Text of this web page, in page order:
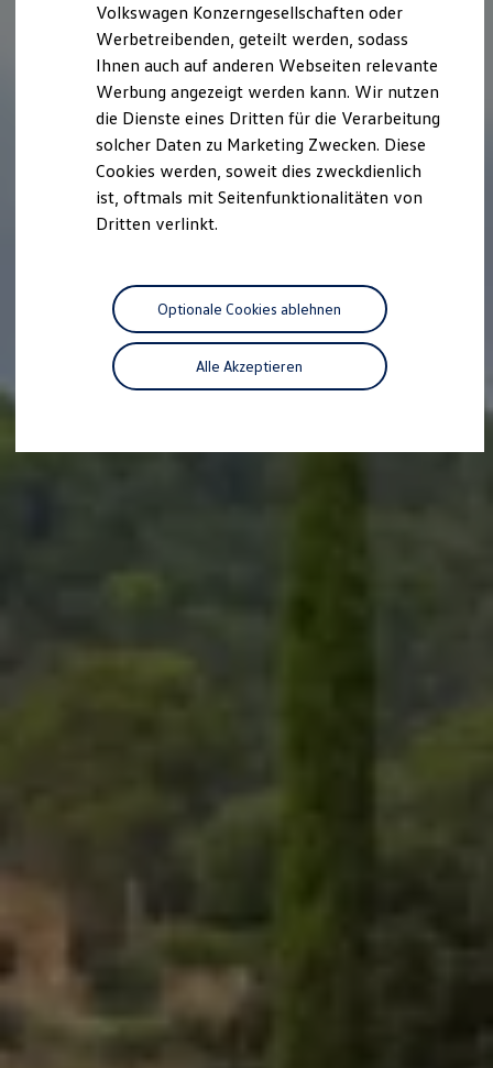
Bidirektionales Laden
Förderung & Kosten der Elektrofahrzeuge
Fördermöglichkeiten für Privatkunden
Kostensimulator
Autonomes Fahren
Mehr zum ID. Buzz
California Welt
California Club
California Magazin & Ratgeber
California Reisen & Erlebnisse
California App
California Lifestyle & Zubehör
Übernachten im California
Unternehmen
Karriere im Autohaus
Volkswagen Konzerngesellschaften oder
Werbetreibenden, geteilt werden, sodass
Ihnen auch auf anderen Webseiten relevante
Werbung angezeigt werden kann. Wir nutzen
die Dienste eines Dritten für die Verarbeitung
solcher Daten zu Marketing Zwecken. Diese
Cookies werden, soweit dies zweckdienlich
ist, oftmals mit Seitenfunktionalitäten von
Dritten verlinkt.
Alle Akzeptieren
Optionale Cookies ablehnen